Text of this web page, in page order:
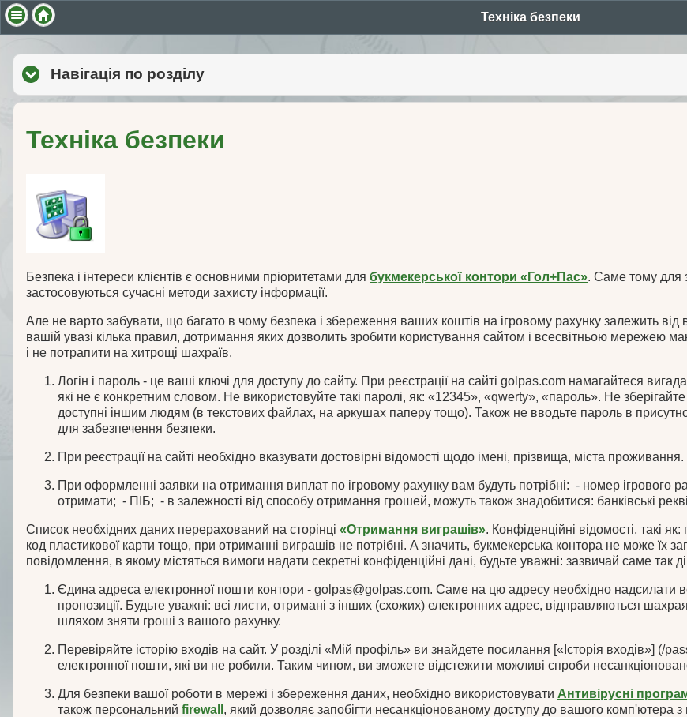
Техніка безпеки
Навігація по розділуclick to expand contents
Техніка безпеки
Безпека і інтереси клієнтів є основними пріоритетами для букмекерської контори «Гол+Пас». Саме тому для
застосовуються сучасні методи захисту інформації.
Але не варто забувати, що багато в чому безпека і збереження ваших коштів на ігровому рахунку залежить
вашій увазі кілька правил, дотримання яких дозволить зробити користування сайтом і всесвітньою мережею
і не потрапити на хитрощі шахраїв.
Логін і пароль - це ваші ключі для доступу до сайту. При реєстрації на сайті golpas.com намагайтеся
які не є конкретним словом. Не використовуйте такі паролі, як: «12345», «qwerty», «пароль». Не
доступні іншим людям (в текстових файлах, на аркушах паперу тощо). Також не вводьте пароль в
для забезпечення безпеки.
При реєстрації на сайті необхідно вказувати достовірні відомості щодо імені, прізвища, міста
При оформленні заявки на отримання виплат по ігровому рахунку вам будуть потрібні: - номер ігрового
отримати; - ПІБ; - в залежності від способу отримання грошей, можуть також знадобитися: банківські
Список необхідних даних перерахований на сторінці «Отримання виграшів». Конфіденційні відомості, такі
код пластикової карти тощо, при отриманні виграшів не потрібні. А значить, букмекерська контора не може їх
повідомлення, в якому містяться вимоги надати секретні конфіденційні дані, будьте уважні: зазвичай саме так
Єдина адреса електронної пошти контори - golpas@golpas.com. Саме на цю адресу необхідно надсилати
пропозиції. Будьте уважні: всі листи, отримані з інших (схожих) електронних адрес, відправляються
шляхом зняти гроші з вашого рахунку.
Перевіряйте історію входів на сайт. У розділі «Мій профіль» ви знайдете посилання [«Історія входів»] (/
електронної пошти, які ви не робили. Таким чином, ви зможете відстежити можливі спроби
Для безпеки вашої роботи в мережі і збереження даних, необхідно використовувати Антивірусні
також персональний firewall , який дозволяє запобігти несанкціонованому доступу до вашого комп'ютера з